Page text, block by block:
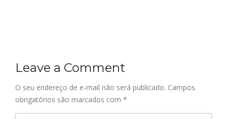
Leave a Comment
O seu endereço de e-mail não será publicado. Campos
obrigatórios são marcados com *